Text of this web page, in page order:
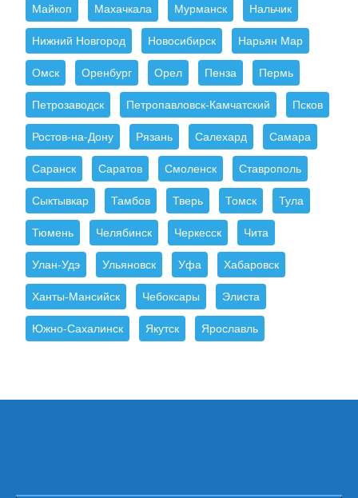
Майкоп Махачкала Мурманск Нальчик
Нижний Новгород Новосибирск Нарьян Мар
Омск Оренбург Орел Пенза Пермь
Петрозаводск Петропавловск-Камчатский Псков
Ростов-на-Дону Рязань Салехард Самара
Саранск Саратов Смоленск Ставрополь
Сыктывкар Тамбов Тверь Томск Тула
Тюмень Челябинск Черкесск Чита
Улан-Удэ Ульяновск Уфа Хабаровск
Ханты-Мансийск Чебоксары Элиста
Южно-Сахалинск Якутск Ярославль